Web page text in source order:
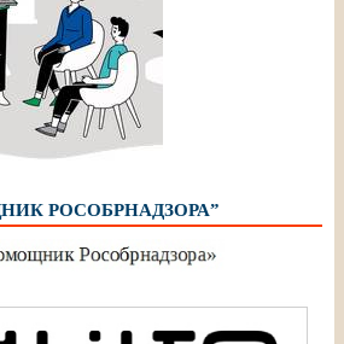
РОСОБРНАДЗОРА”